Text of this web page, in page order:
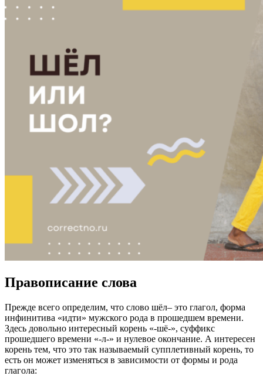
Правописание слова
Прежде всего определим, что слово шёл– это глагол, форма
инфинитива «идти» мужского рода в прошедшем времени.
Здесь довольно интересный корень «-шё-», суффикс
прошедшего времени «-л-» и нулевое окончание. А интересен
корень тем, что это так называемый супплетивный корень, то
есть он может изменяться в зависимости от формы и рода
глагола: